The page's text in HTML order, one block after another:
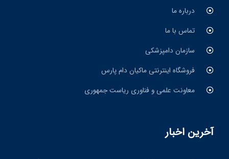
درباره ما
تماس با ما
سازمان دامپزشکی
فروشگاه اینترنتی ماکیان دام پارس
معاونت علمی و فناوری ریاست جمهوری
آخرین اخبار